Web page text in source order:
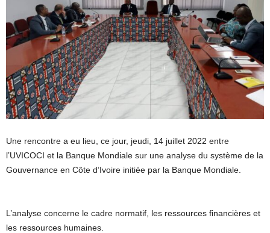
Une rencontre a eu lieu, ce jour, jeudi, 14 juillet 2022 entre
l’UVICOCI et la Banque Mondiale sur une analyse du système de la
Gouvernance en Côte d’Ivoire initiée par la Banque Mondiale.
L’analyse concerne le cadre normatif, les ressources financières et
les ressources humaines.